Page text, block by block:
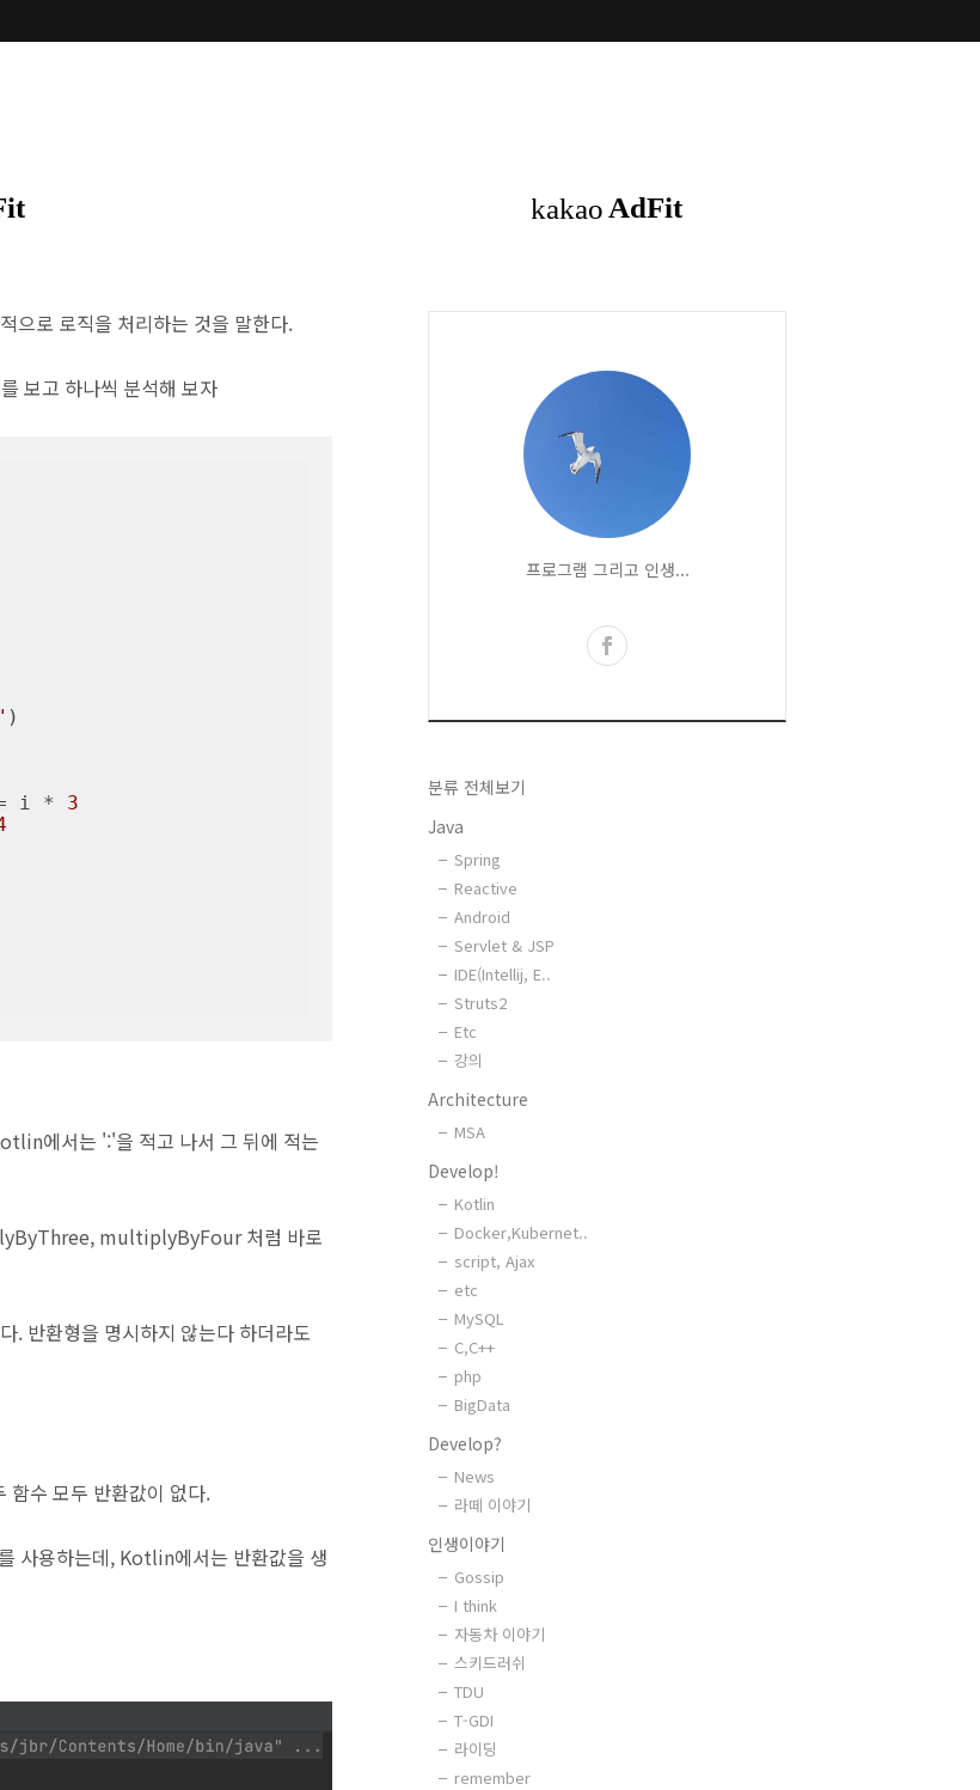
으로 로직을 처리하는 것을 말한다.
보고 하나씩 분석해 보자
)
i * 3
에서는 ':'을 적고 나서 그 뒤에 적는
multiplyByFour 처럼 바로
. 반환형을 명시하지 않는다 하더라도
수 모두 반환값이 없다.
사용하는데, Kotlin에서는 반환값을 생
프로그램 그리고 인생...
분류 전체보기
Java
Spring
Reactive
Android
Servlet & JSP
IDE(Intellij, E..
Struts2
Etc
강의
Architecture
MSA
Develop!
Kotlin
Docker,Kubernet..
script, Ajax
etc
MySQL
C,C++
php
BigData
Develop?
News
라떼 이야기
인생이야기
Gossip
I think
자동차 이야기
스키드러쉬
TDU
T-GDI
라이딩
remember